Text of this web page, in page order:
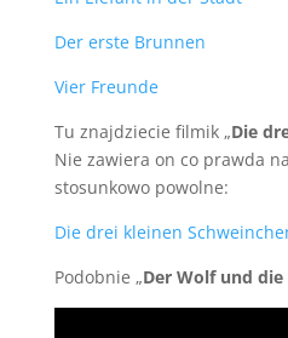
Der erste Brunnen
Vier Freunde
Tu znajdziecie filmik „Die
Nie zawiera on co prawda
stosunkowo powolne:
Die drei kleinen
Podobnie „Der Wolf und die